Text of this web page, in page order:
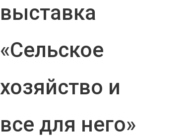
выставка
«Сельское
хозяйство и
все для него»